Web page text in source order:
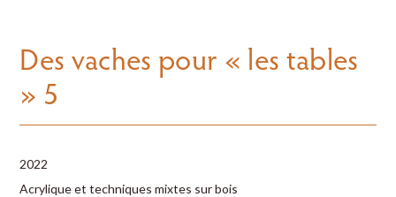
Des vaches pour « les tables
» 5
2022
Acrylique et techniques mixtes sur bois